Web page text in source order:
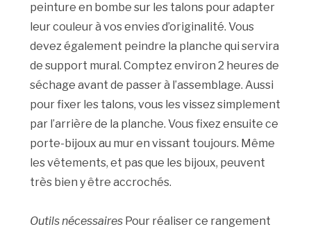
peinture en bombe sur les talons pour adapter
leur couleur à vos envies d’originalité. Vous
devez également peindre la planche qui servira
de support mural. Comptez environ 2 heures de
séchage avant de passer à l’assemblage. Aussi
pour fixer les talons, vous les vissez simplement
par l’arrière de la planche. Vous fixez ensuite ce
porte-bijoux au mur en vissant toujours. Même
les vêtements, et pas que les bijoux, peuvent
très bien y être accrochés.
Outils nécessaires Pour réaliser ce rangement